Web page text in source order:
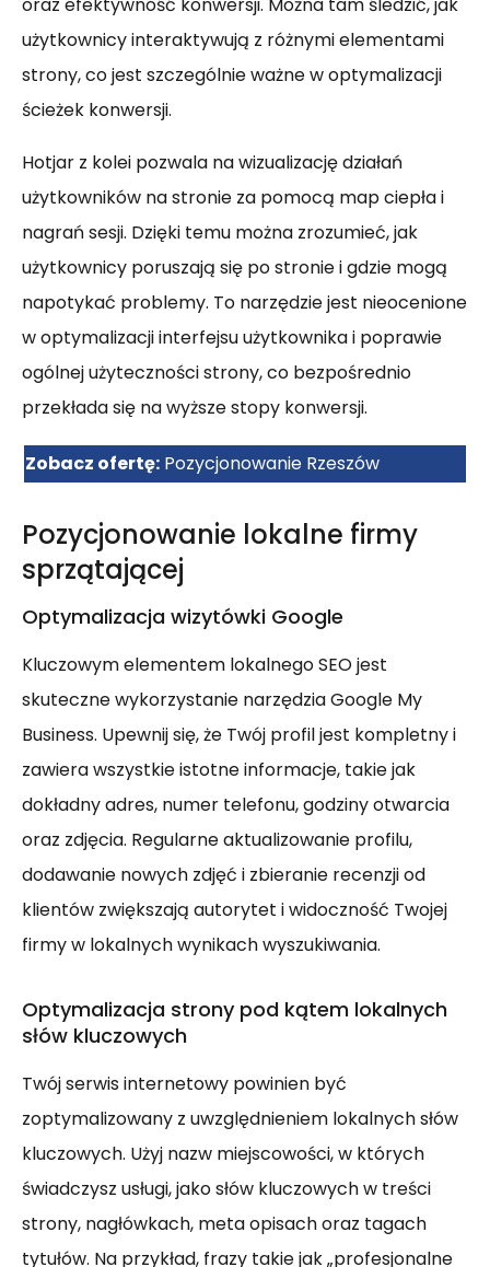
użytkownicy interaktywują z różnymi elementami
strony, co jest szczególnie ważne w optymalizacji
ścieżek konwersji.
Hotjar z kolei pozwala na wizualizację działań
użytkowników na stronie za pomocą map ciepła i
nagrań sesji. Dzięki temu można zrozumieć, jak
użytkownicy poruszają się po stronie i gdzie mogą
napotykać problemy. To narzędzie jest nieocenione
w optymalizacji interfejsu użytkownika i poprawie
ogólnej użyteczności strony, co bezpośrednio
przekłada się na wyższe stopy konwersji.
Zobacz ofertę: Pozycjonowanie Rzeszów
Pozycjonowanie lokalne firmy
sprzątającej
Optymalizacja wizytówki Google
Kluczowym elementem lokalnego SEO jest
skuteczne wykorzystanie narzędzia Google My
Business. Upewnij się, że Twój profil jest kompletny i
zawiera wszystkie istotne informacje, takie jak
dokładny adres, numer telefonu, godziny otwarcia
oraz zdjęcia. Regularne aktualizowanie profilu,
dodawanie nowych zdjęć i zbieranie recenzji od
klientów zwiększają autorytet i widoczność Twojej
firmy w lokalnych wynikach wyszukiwania.
Optymalizacja strony pod kątem lokalnych
słów kluczowych
Twój serwis internetowy powinien być
zoptymalizowany z uwzględnieniem lokalnych słów
kluczowych. Użyj nazw miejscowości, w których
świadczysz usługi, jako słów kluczowych w treści
strony, nagłówkach, meta opisach oraz tagach
tytułów. Na przykład, frazy takie jak „profesjonalne